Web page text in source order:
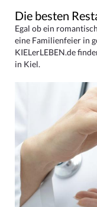
Die besten
Egal ob ein
eine Familienfeier in
KIELerLEBEN.de
in Kiel.